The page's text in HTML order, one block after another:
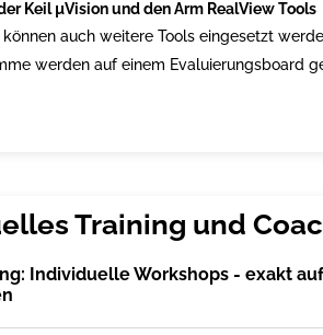
Keil µVision und den Arm RealView Tools
auch weitere Tools eingesetzt
werden auf einem Evaluierungsboard
Individuelle Workshops - exakt